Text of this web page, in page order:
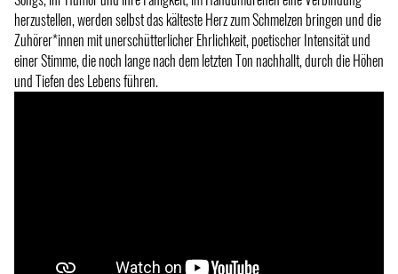
herzustellen, werden selbst das kälteste Herz zum Schmelzen bringen und die
Zuhörer*innen mit unerschütterlicher Ehrlichkeit, poetischer Intensität und
einer Stimme, die noch lange nach dem letzten Ton nachhallt, durch die Höhen
und Tiefen des Lebens führen.